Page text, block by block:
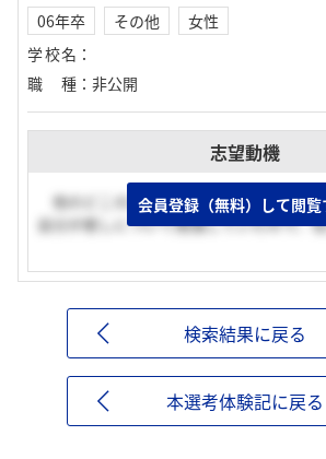
06年卒 その他
女性
学校名 ：
職種 ： 非公開
志望動機
他のどこの企業よりも『癒し』に重点を
自分が癒しについて勉強していたので、
会員登録（無料）して閲覧
検索結果に戻る
本選考体験記に戻る